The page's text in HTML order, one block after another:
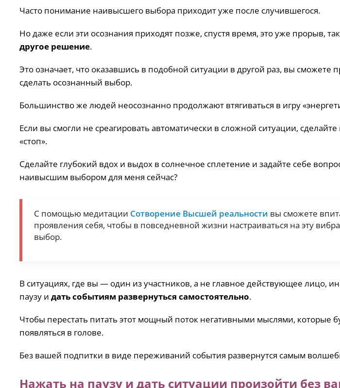
Часто понимание наивысшего выбора приходит уже после случившегося.
Но даже если эти осознания приходят позже, спустя время, это уже прорыв,
другое решение.
Это означает, что оказавшись в подобной ситуации в другой раз, вы сможете
сделать осознанный выбор.
Большинство же людей неосознанно продолжают втягиваться в игру
Если вы смогли не среагировать автоматически в сложной ситуации,
«стоп».
Сделайте глубокий вдох и выдох в солнечное сплетение и задайте себе
наивысшим выбором для меня сейчас?
С помощью медитации Сотворение Высшей реальности вы сможете
проявления себя, чтобы в повседневной жизни настраиваться на эту
выбор.
В ситуациях, где вы — один из участников, а не главное действующее лицо,
паузу и дать событиям развернуться самостоятельно.
Чтобы перестать питать этот мощный поток негативными мыслями, которые
появляться в голове.
Без вашей подпитки в виде переживаний события развернутся самым
Нажать на паузу и дать ситуации произойти без